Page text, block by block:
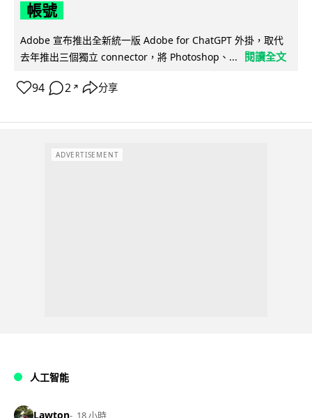
帳號
Adobe 宣布推出全新統一版 Adobe for ChatGPT 外掛，取代
去年推出三個獨立 connector，將 Photoshop、...
閱讀全文
94 2 ↗ 分享
ADVERTISEMENT
人工智能
Lawton 18 小時